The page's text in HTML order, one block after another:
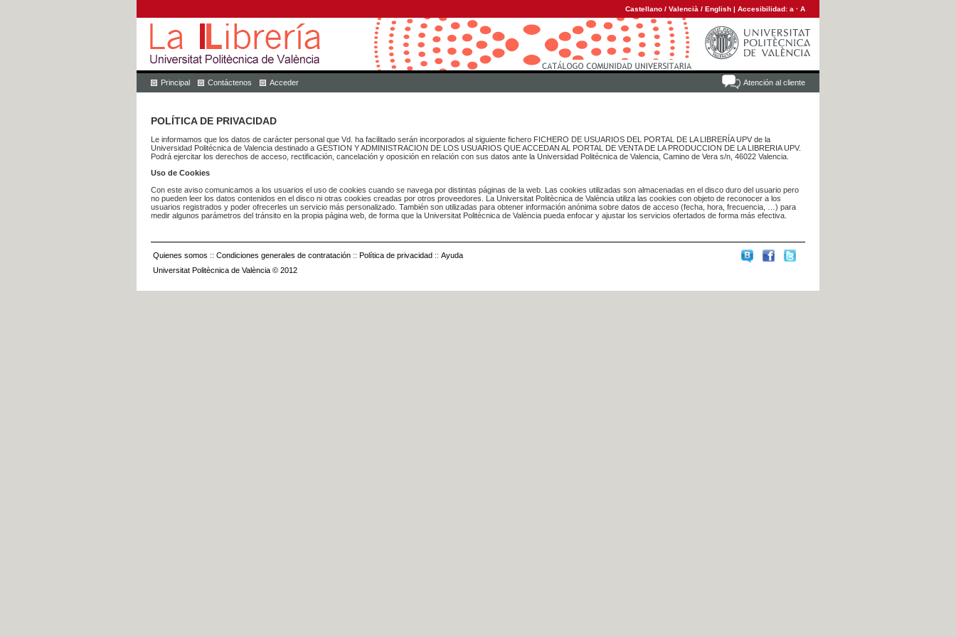
Castellano / Valencià / English | Accesibilidad: a · A
Atención al cliente
Principal Contáctenos Acceder
POLÍTICA DE PRIVACIDAD
Le informamos que los datos de carácter personal que Vd. ha facilitado serán incorporados al siguiente fichero FICHERO DE USUARIOS DEL PORTAL DE LA LIBRERÍA UPV de la
Universidad Politécnica de Valencia destinado a GESTION Y ADMINISTRACION DE LOS USUARIOS QUE ACCEDAN AL PORTAL DE VENTA DE LA PRODUCCION DE LA LIBRERIA UPV.
Podrá ejercitar los derechos de acceso, rectificación, cancelación y oposición en relación con sus datos ante la Universidad Politécnica de Valencia, Camino de Vera s/n, 46022 Valencia.
Uso de Cookies
Con este aviso comunicamos a los usuarios el uso de cookies cuando se navega por distintas páginas de la web. Las cookies utilizadas son almacenadas en el disco duro del usuario pero
no pueden leer los datos contenidos en el disco ni otras cookies creadas por otros proveedores. La Universitat Politècnica de València utiliza las cookies con objeto de reconocer a los
usuarios registrados y poder ofrecerles un servicio más personalizado. También son utilizadas para obtener información anónima sobre datos de acceso (fecha, hora, frecuencia, …) para
medir algunos parámetros del tránsito en la propia página web, de forma que la Universitat Politècnica de València pueda enfocar y ajustar los servicios ofertados de forma más efectiva.
Quienes somos :: Condiciones generales de contratación :: Política de privacidad :: Ayuda
Universitat Politècnica de València © 2012